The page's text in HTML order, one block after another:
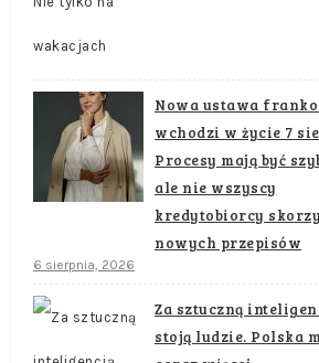
Nowa ustawa
wchodzi w życie 7
Procesy mają być
ale nie wszyscy
kredytobiorcy
nowych przepisów
6 sierpnia, 2026
Za sztuczną
stoją ludzie. Polska